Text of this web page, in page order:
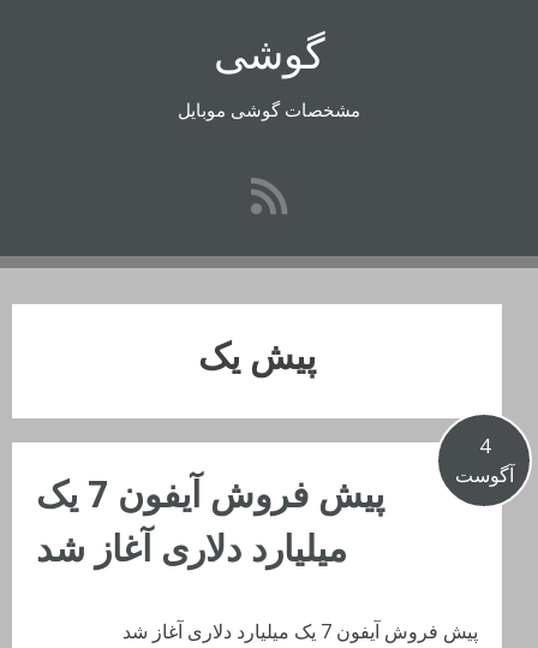
گوشی
مشخصات گوشی موبایل
پیش یک
4
آگوست
پیش فروش آیفون 7 یک
میلیارد دلاری آغاز شد
پیش فروش آیفون 7 یک میلیارد دلاری آغاز شد